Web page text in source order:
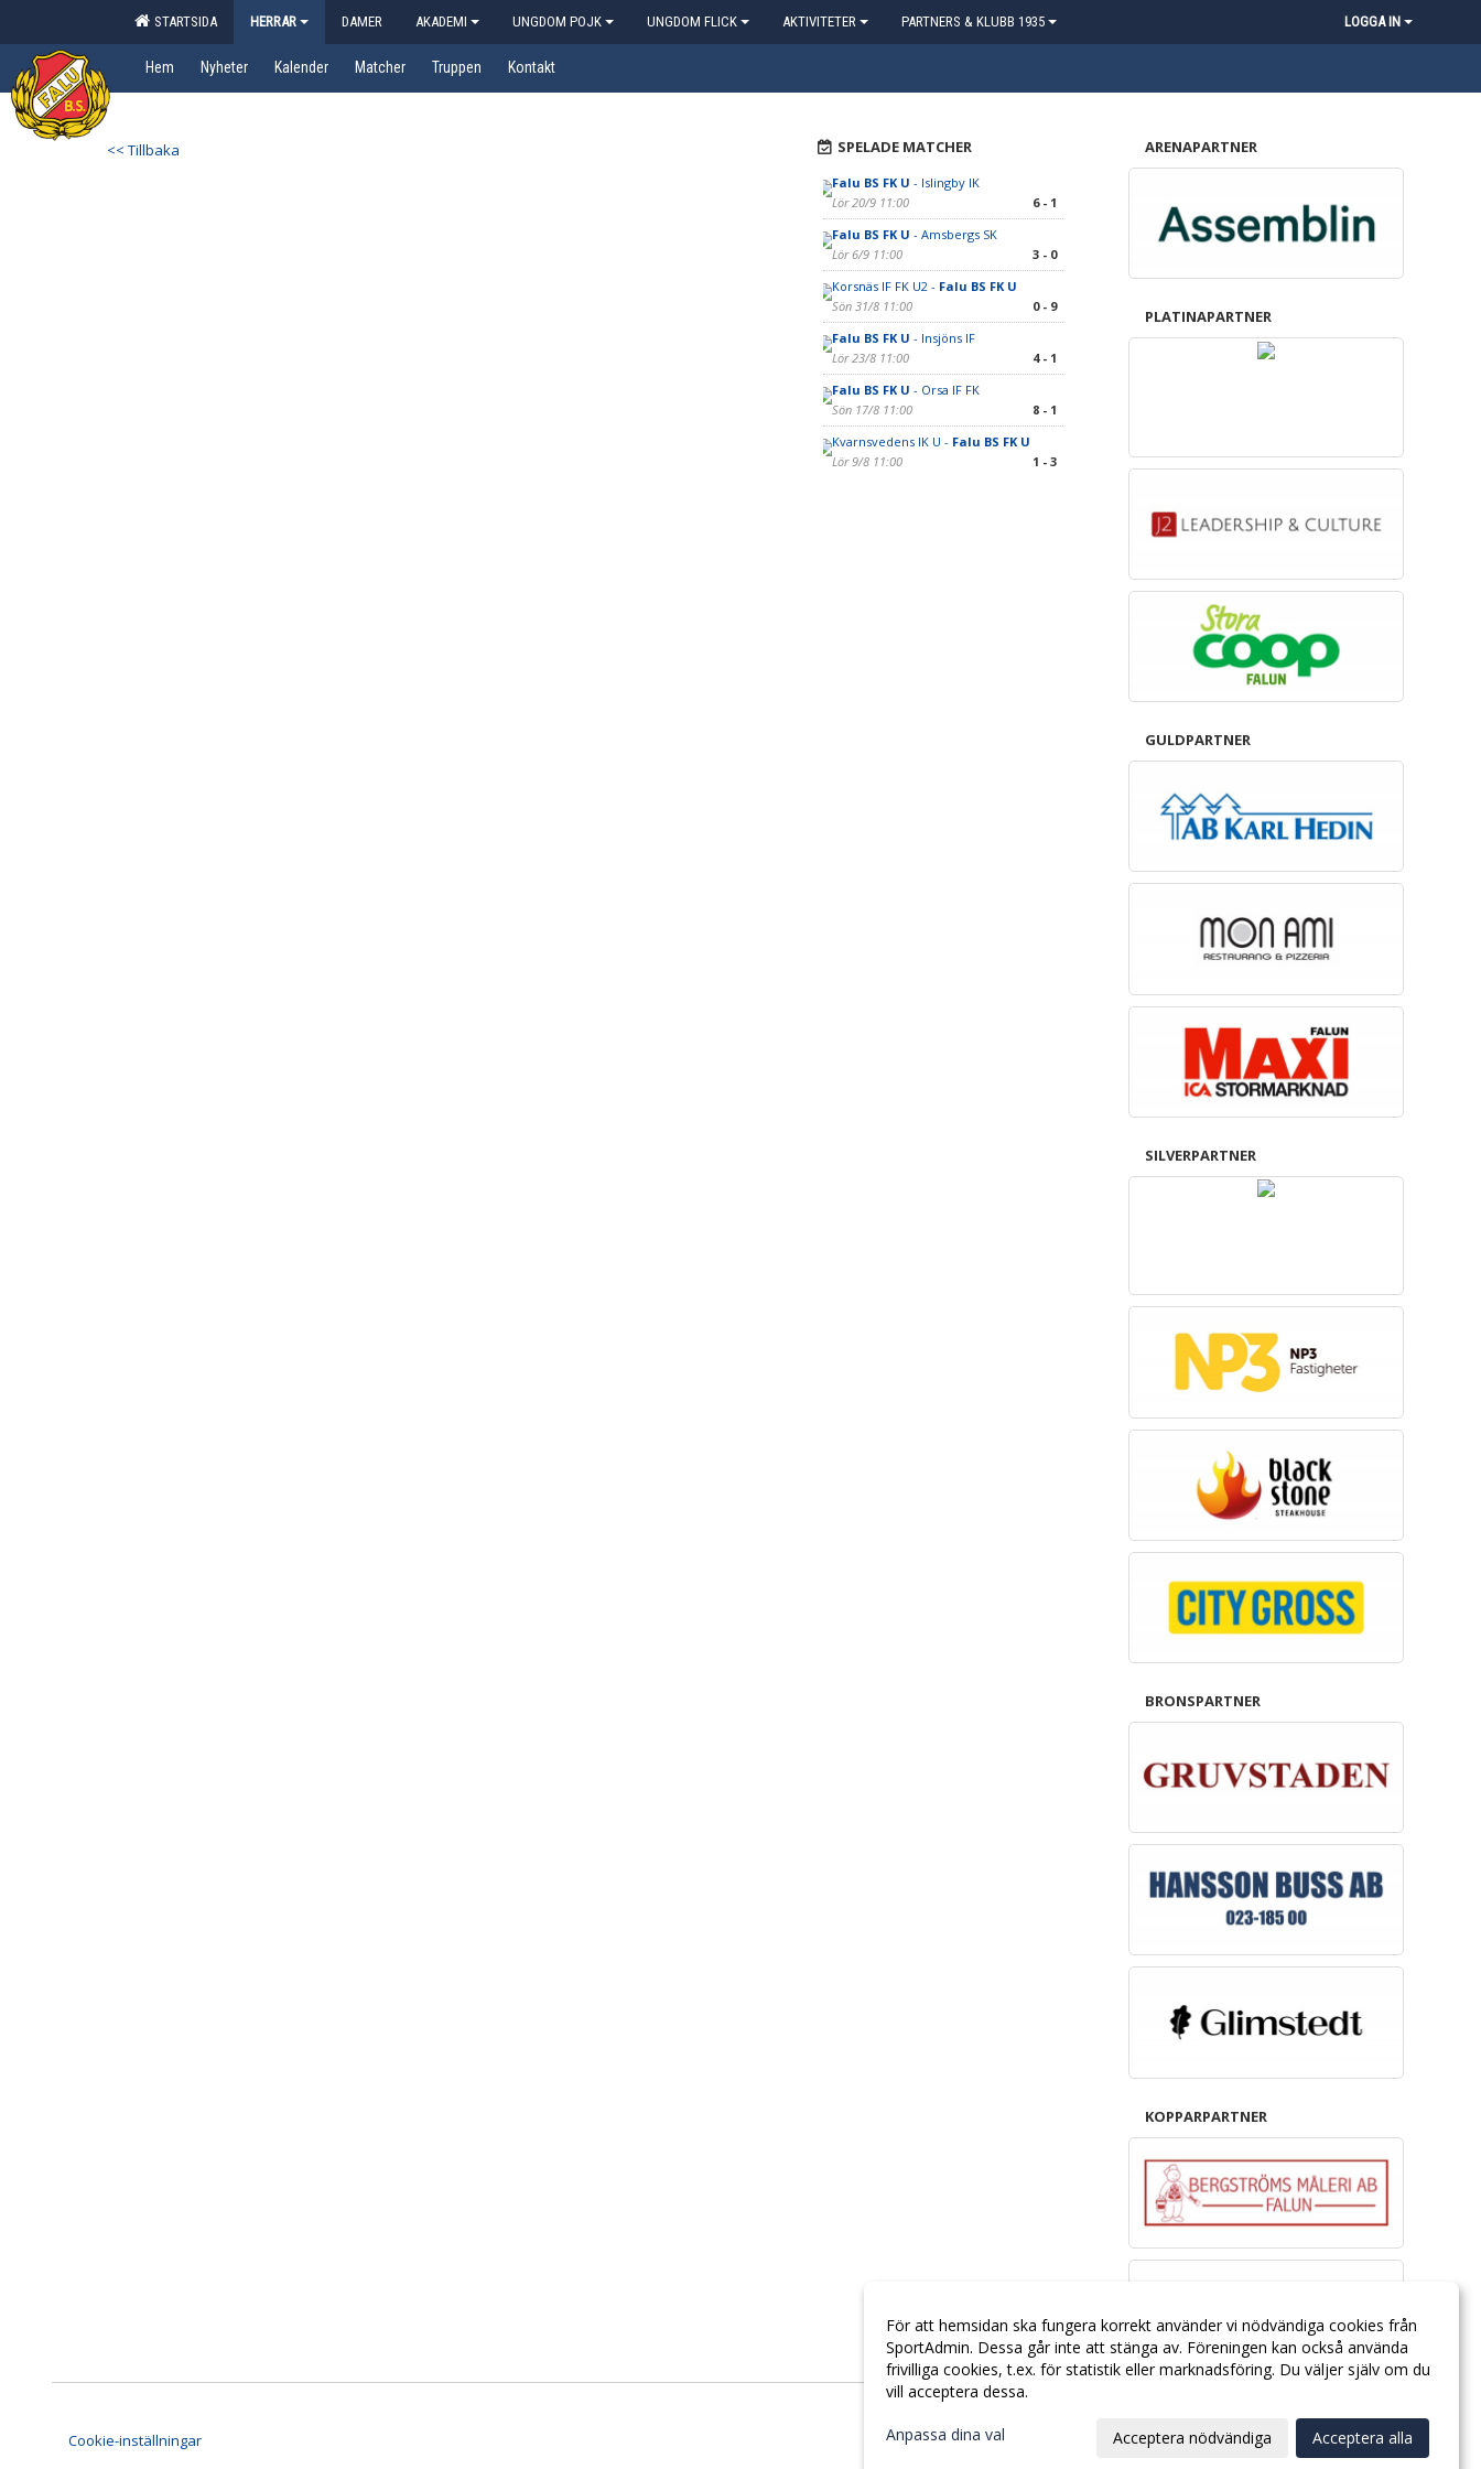
STARTSIDA HERRAR DAMER AKADEMI UNGDOM POJK UNGDOM FLICK AKTIVITETER PARTNERS & KLUBB 1935 LOGGA IN
Hem Nyheter Kalender Matcher Truppen Kontakt
<< Tillbaka SPELADE MATCHER
Falu BS FK U - Islingby IK
Lör 20/9 11:00
6 - 1
Falu BS FK U - Amsbergs SK
Lör 6/9 11:00
3 - 0
Korsnäs IF FK U2 - Falu BS FK U
Sön 31/8 11:00
0 - 9
Falu BS FK U - Insjöns IF
Lör 23/8 11:00
4 - 1
Falu BS FK U - Orsa IF FK
Sön 17/8 11:00
8 - 1
Kvarnsvedens IK U - Falu BS FK U
Lör 9/8 11:00
1 - 3
ARENAPARTNER
PLATINAPARTNER
GULDPARTNER
SILVERPARTNER
BRONSPARTNER
KOPPARPARTNER
Cookie-inställningar
För att hemsidan ska fungera korrekt använder vi nödvändiga cookies från
SportAdmin. Dessa går inte att stänga av. Föreningen kan också använda
frivilliga cookies, t.ex. för statistik eller marknadsföring. Du väljer själv om du
vill acceptera dessa.
Anpassa dina val Acceptera nödvändiga Acceptera alla